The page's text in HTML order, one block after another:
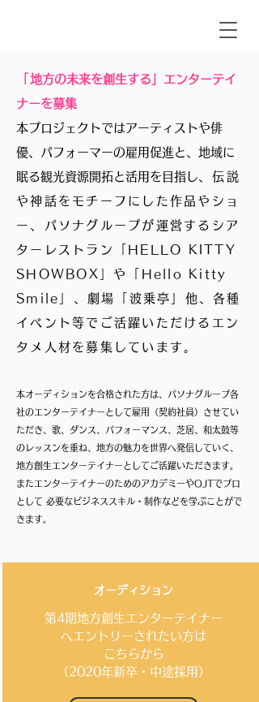
「地方の未来を創生する」エンターテイ
ナーを募集
本プロジェクトではアーティストや俳
優、パフォーマーの雇用促進と、地域に
眠る観光資源開拓と活用を目指し、伝説
や神話をモチーフにした作品やショ
ー、パソナグループが運営するシア
ターレストラン「HELLO KITTY
SHOWBOX」や「Hello Kitty
Smile」、劇場「波乗亭」他、各種
イベント等でご活躍いただけるエン
タメ人材を募集しています 。
本オーディションを合格された方は、パソナグループ各
社のエンターテイナーとして雇用（契約社員）させてい
ただき、歌、ダンス、パフォーマンス、芝居、和太鼓等
のレッスンを重ね、地方の魅力を世界へ発信していく、
地方創生エンターテイナーとしてご活躍いただきます。
またエンターテイナーのためのアカデミーやOJTでプロ
として 必要なビジネススキル・制作などを学ぶことがで
きます。
オーディション​
第4期地方創生エンターテイナー
へエントリーされたい方は
こちらから
（2020年新卒・中途採用）